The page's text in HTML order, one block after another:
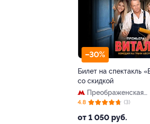
–30%
Билет на спектакль
со скидкой
Преображенская
площадь
от 1 050 руб.
4.8 (3)